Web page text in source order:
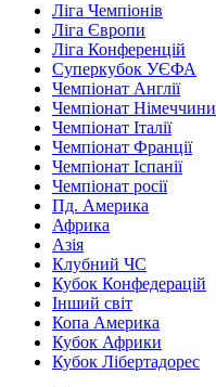
Ліга Чемпіонів
Ліга Європи
Ліга Конференцій
Суперкубок УЄФА
Чемпіонат Англії
Чемпіонат Німеччини
Чемпіонат Італії
Чемпіонат Франції
Чемпіонат Іспанії
Чемпіонат росії
Пд. Америка
Африка
Азія
Клубний ЧС
Кубок Конфедерацій
Інший світ
Копа Америка
Кубок Африки
Кубок Лібертадорес